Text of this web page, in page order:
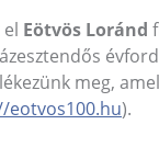
Eötvös Loránd
meg,
eotvos100.hu).